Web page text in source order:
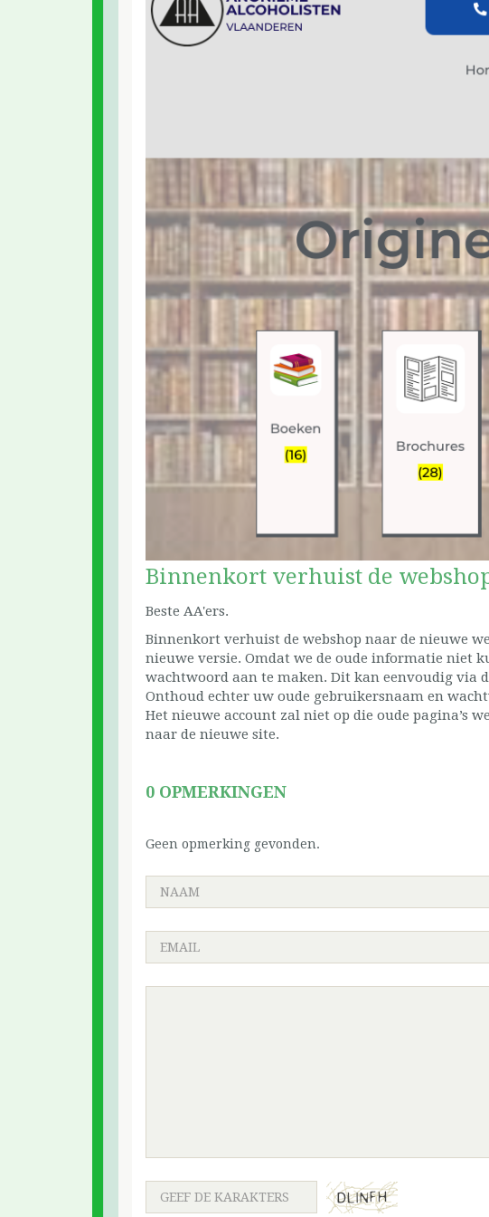
Binnenkort verhuist de
Beste AA'ers.
Binnenkort verhuist de webshop naar de nieuwe
nieuwe versie. Omdat we de oude informatie niet
wachtwoord aan te maken. Dit kan eenvoudig via
Onthoud echter uw oude gebruikersnaam en
Het nieuwe account zal niet op die oude pagina’s
naar de nieuwe site.
0 OPMERKINGEN
Geen opmerking gevonden.